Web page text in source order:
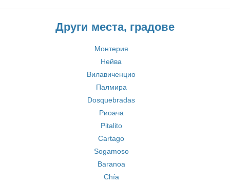
Други места, градове
Монтерия
Нейва
Вилавиченцио
Палмира
Dosquebradas
Риоача
Pitalito
Cartago
Sogamoso
Baranoa
Chía